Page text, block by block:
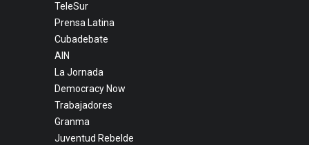
TeleSur
Prensa Latina
Cubadebate
AIN
La Jornada
Democracy Now
Trabajadores
Granma
Juventud Rebelde